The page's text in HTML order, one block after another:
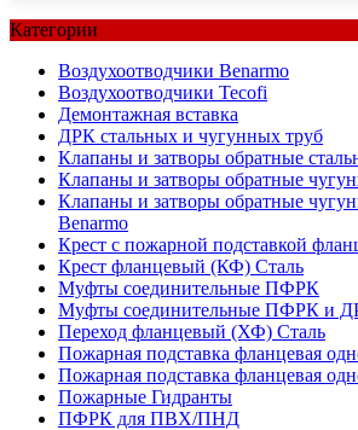
Категории
Воздухоотводчики Benarmo
Воздухоотводчики Tecofi
Демонтажная вставка
ДРК стальных и чугунных труб
Клапаны и затворы обратные
Клапаны и затворы обратные
Клапаны и затворы обратные
Benarmo
Крест с пожарной подставкой
Крест фланцевый (КФ) Сталь
Муфты соединительные ПФРК
Муфты соединительные ПФРК и
Переход фланцевый (ХФ) Сталь
Пожарная подставка фланцевая
Пожарная подставка фланцевая
Пожарные Гидранты
ПФРК для ПВХ/ПНД